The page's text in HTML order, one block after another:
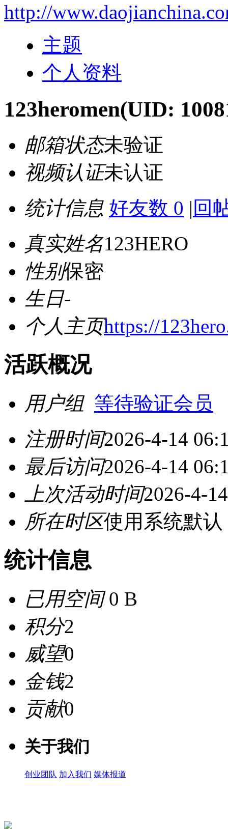
http://
主题
个人资料
123heromen(UID:
邮箱状态未验证
视频认证未认证
统计信息 好友数 0 | 回
真实姓名123HERO
性别保密
生日-
个人主页https://
活跃概况
用户组 等待验证会员
注册时间2026-4-14
最后访问2026-4-14
上次活动时间2026-4-
所在时区使用系统默认
统计信息
已用空间0 B
积分2
威望0
金钱2
贡献0
关于我们
创业团队 加入我们 媒体报道